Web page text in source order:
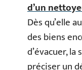
d’un
Dès qu’elle
des biens
d’évacuer,